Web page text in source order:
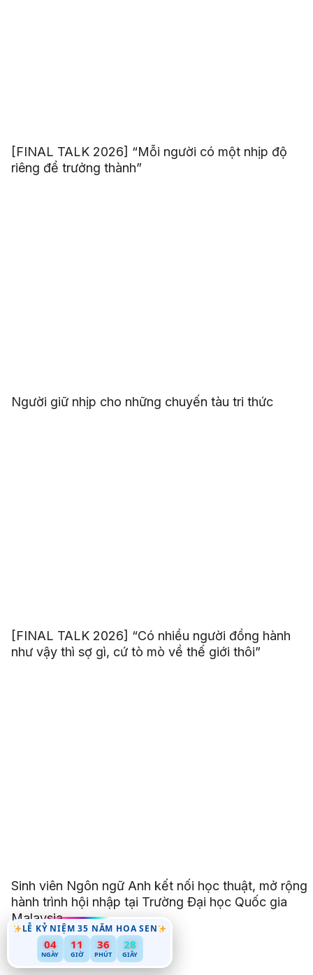
LỄ KỶ NIỆM 35 NĂM HOA SEN
04
NGÀY
11
GIỜ
36
PHÚT
26
GIÂY
[FINAL TALK 2026] “Mỗi người có một nhịp độ
riêng để trưởng thành”
Người giữ nhịp cho những chuyến tàu tri thức
[FINAL TALK 2026] “Có nhiều người đồng hành
như vậy thì sợ gì, cứ tò mò về thế giới thôi”
Sinh viên Ngôn ngữ Anh kết nối học thuật, mở rộng
hành trình hội nhập tại Trường Đại học Quốc gia
Malaysia